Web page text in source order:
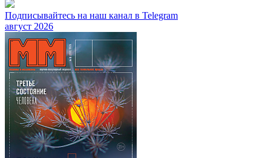
Подписывайтесь на наш канал в Telegram
август 2026